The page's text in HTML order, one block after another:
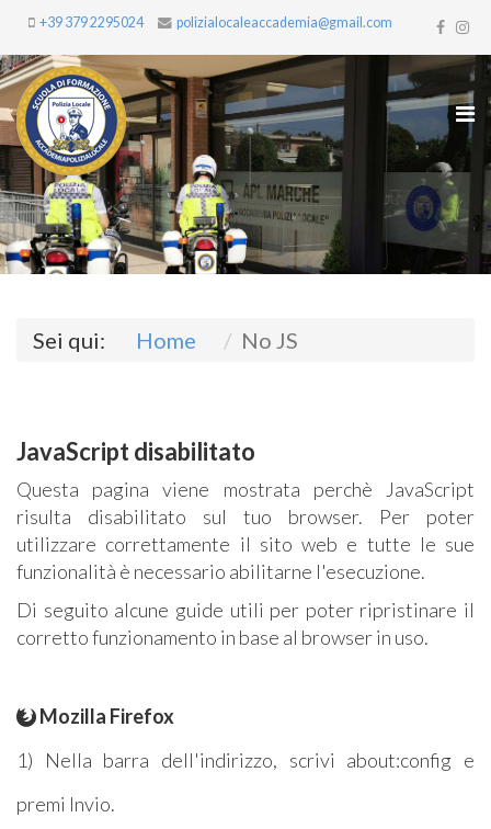
+39 379 2295024 polizialocaleaccademia@gmail.com
Sei qui: Home No JS
JavaScript disabilitato
Questa pagina viene mostrata perchè JavaScript
risulta disabilitato sul tuo browser. Per poter
utilizzare correttamente il sito web e tutte le sue
funzionalità è necessario abilitarne l'esecuzione.
Di seguito alcune guide utili per poter ripristinare il
corretto funzionamento in base al browser in uso.
Mozilla Firefox
1) Nella barra dell'indirizzo, scrivi about:config e
premi Invio.